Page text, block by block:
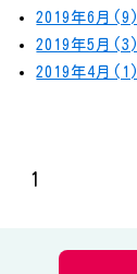
2019年6月(9)
2019年5月(3)
2019年4月(1)
1